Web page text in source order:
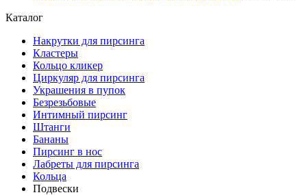
Каталог
Накрутки для пирсинга
Кластеры
Кольцо кликер
Циркуляр для пирсинга
Украшения в пупок
Безрезьбовые
Интимный пирсинг
Штанги
Бананы
Пирсинг в нос
Лабреты для пирсинга
Кольца
Подвески